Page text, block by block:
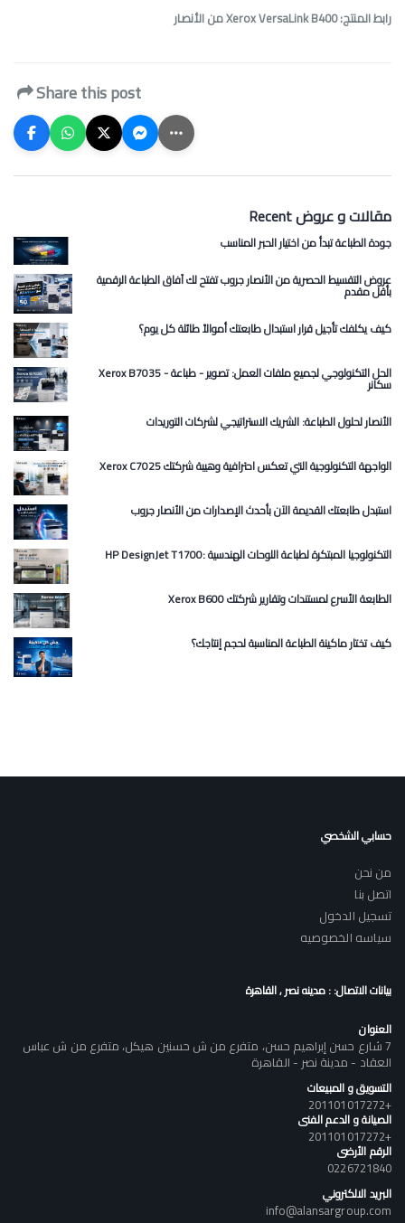
رابط المنتج:Xerox VersaLink B400 من الأنصار
Share this post
Recent مقالات و عروض
جودة الطباعة تبدأ من اختيار الحبر المناسب
عروض التقسيط الحصرية من الأنصار جروب تفتح لك آفاق الطباعة الرقمية
بأقل مقدم
كيف يكلفك تأجيل قرار استبدال طابعتك أموالاً طائلة كل يوم؟
Xerox B7035 الحل التكنولوجي لجميع ملفات العمل: تصوير - طباعة -
سكانر
الأنصار لحلول الطباعة: الشريك الاستراتيجي لشركات التوريدات
Xerox C7025 الواجهة التكنولوجية التي تعكس احترافية وهيبة شركتك
استبدل طابعتك القديمة الآن بأحدث الإصدارات من الأنصار جروب
HP DesignJet T1700: التكنولوجيا المبتكرة لطباعة اللوحات الهندسية
Xerox B600 الطابعة الأسرع لمستندات وتقارير شركتك
كيف تختار ماكينة الطباعة المناسبة لحجم إنتاجك؟
حسابي الشخصي
من نحن
اتصل بنا
تسجيل الدخول
سياسه الخصوصيه
بيانات الاتصال: : مدينه نصر , القاهرة
العنوان
7 شارع حسن إبراهيم حسن، متفرع من ش حسنين هيكل، متفرع من ش عباس
العقاد - مدينة نصر - القاهرة
التسويق و المبيعات
+201101017272
الصيانة و الدعم الفنى
+201101017272
الرقم الأرضى
0226721840
البريد الالكتروني
info@alansargroup.com